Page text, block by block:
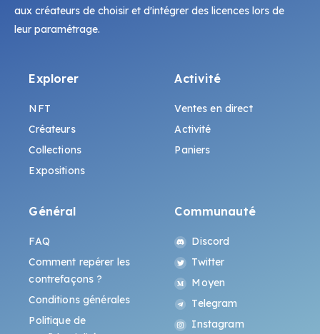
aux créateurs de choisir et d'intégrer des licences lors de
leur paramétrage.
Explorer
NFT
Créateurs
Collections
Expositions
Activité
Ventes en direct
Activité
Paniers
Général
FAQ
Comment repérer les
contrefaçons ?
Conditions générales
Politique de
Communauté
Discord
Twitter
Moyen
Telegram
Instagram